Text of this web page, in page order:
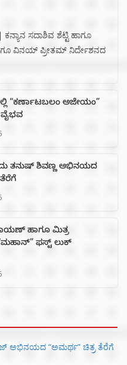
ಸದಾಶಿವ ಶೆಟ್ಟಿ ಹಾಗೂ
ವಿನಯ್ ಪ್ರೀತಮ್ ನಿರ್ದೇಶನದ
“ಕರ್ಣಾಟಬಲಂ ಅಜೇಯಂ”
ವೈಭವ
ತನುಷ್ ಶಿವಣ್ಣ ಅಭಿನಯದ
ಹಾಗೂ ಮಿತ್ರ
ಫಸ್ಟ್ ಲುಕ್
ಅಭಿನಯದ “ಅಮರ್ಥ” ಚಿತ್ರ ತೆರೆಗೆ